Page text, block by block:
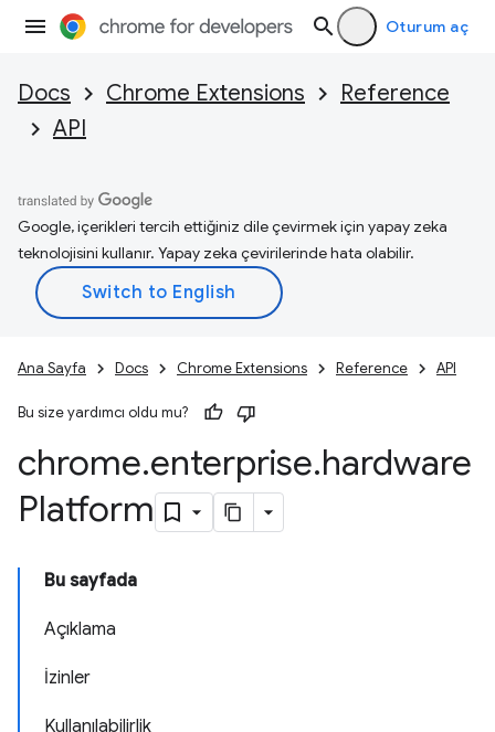
Oturum aç
Docs Chrome Extensions
Reference
API
Google, içerikleri tercih ettiğiniz dile çevirmek için yapay zeka
teknolojisini kullanır. Yapay zeka çevirilerinde hata olabilir.
Ana Sayfa Docs Chrome Extensions Reference API
Bu size yardımcı oldu mu?
chrome.enterprise.hardware
Platform
Bu sayfada
Açıklama
İzinler
Kullanılabilirlik